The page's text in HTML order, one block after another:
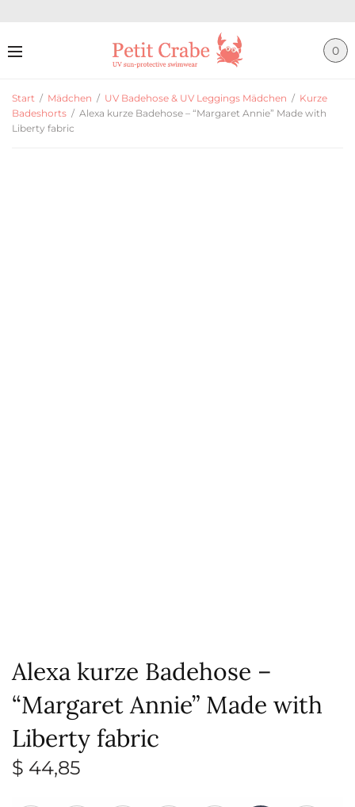
0
Start / Mädchen / UV Badehose & UV Leggings Mädchen / Kurze
Badeshorts / Alexa kurze Badehose – “Margaret Annie” Made with
Liberty fabric
Alexa kurze Badehose –
“Margaret Annie” Made with
Liberty fabric
$ 44,85